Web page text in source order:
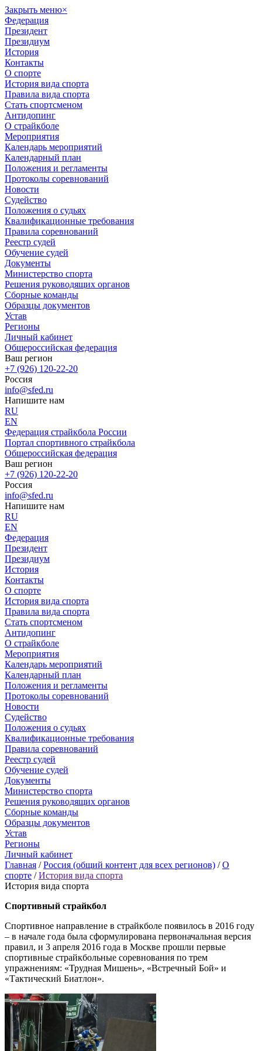
Закрыть меню×
Федерация
Президент
Президиум
История
Контакты
О спорте
История вида спорта
Правила вида спорта
Стать спортсменом
Антидопинг
О страйкболе
Мероприятия
Календарь мероприятий
Календарный план
Положения и регламенты
Протоколы соревнований
Новости
Судейство
Положения о судьях
Квалификационные требования
Правила соревнований
Реестр судей
Обучение судей
Документы
Министерство спорта
Решения руководящих органов
Сборные команды
Образцы документов
Устав
Регионы
Личный кабинет
Общероссийская федерация
Ваш регион
+7 (926) 120-22-20
Россия
info@sfed.ru
Напишите нам
RU
EN
Федерация страйкбола России
Портал спортивного страйкбола
Общероссийская федерация
Ваш регион
+7 (926) 120-22-20
Россия
info@sfed.ru
Напишите нам
RU
EN
Федерация
Президент
Президиум
История
Контакты
О спорте
История вида спорта
Правила вида спорта
Стать спортсменом
Антидопинг
О страйкболе
Мероприятия
Календарь мероприятий
Календарный план
Положения и регламенты
Протоколы соревнований
Новости
Судейство
Положения о судьях
Квалификационные требования
Правила соревнований
Реестр судей
Обучение судей
Документы
Министерство спорта
Решения руководящих органов
Сборные команды
Образцы документов
Устав
Регионы
Личный кабинет
Главная / Россия (общий контент для всех регионов) / О
спорте / История вида спорта
История вида спорта
Спортивный страйкбол
Спортивное направление в страйкболе появилось в 2016 году
– в начале года была сформулирована первоначальная версия
правил, и 3 апреля 2016 года в Москве прошли первые
спортивные страйкбольные соревнования по трем
упражнениям: «Трудная Мишень», «Встречный Бой» и
«Тактический Биатлон».